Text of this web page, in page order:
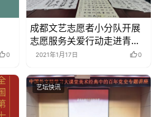
0
成都文艺志愿者小分队开展
志愿服务关爱行动走进青羊
区法院
2021年1月17日 0
艺坛快讯